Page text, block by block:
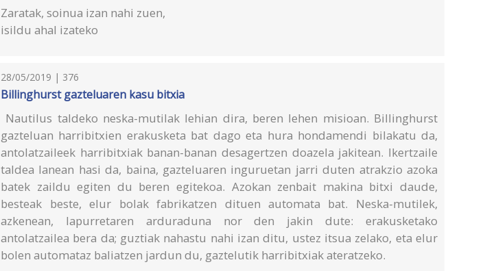
Zaratak, soinua izan nahi zuen,
isildu ahal izateko
28/05/2019 | 376
Billinghurst gazteluaren kasu bitxia
Nautilus taldeko neska-mutilak lehian dira, beren lehen misioan. Billinghurst
gazteluan harribitxien erakusketa bat dago eta hura hondamendi bilakatu da,
antolatzaileek harribitxiak banan-banan desagertzen doazela jakitean. Ikertzaile
taldea lanean hasi da, baina, gazteluaren inguruetan jarri duten atrakzio azoka
batek zaildu egiten du beren egitekoa. Azokan zenbait makina bitxi daude,
besteak beste, elur bolak fabrikatzen dituen automata bat. Neska-mutilek,
azkenean, lapurretaren arduraduna nor den jakin dute: erakusketako
antolatzailea bera da; guztiak nahastu nahi izan ditu, ustez itsua zelako, eta elur
bolen automataz baliatzen jardun du, gaztelutik harribitxiak ateratzeko.